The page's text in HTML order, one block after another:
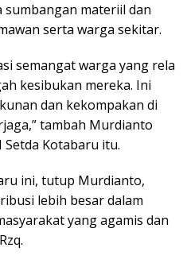
materiil dan
serta warga sekitar.
semangat warga yang rela
kesibukan mereka. Ini
dan kekompakan di
tambah Murdianto
Kotabaru itu.
ini, tutup Murdianto,
lebih besar dalam
yang agamis dan